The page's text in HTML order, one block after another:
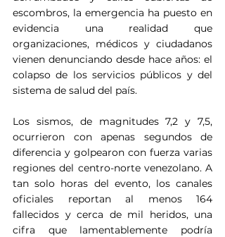
escombros, la emergencia ha puesto en
evidencia una realidad que
organizaciones, médicos y ciudadanos
vienen denunciando desde hace años: el
colapso de los servicios públicos y del
sistema de salud del país.
Los sismos, de magnitudes 7,2 y 7,5,
ocurrieron con apenas segundos de
diferencia y golpearon con fuerza varias
regiones del centro-norte venezolano. A
tan solo horas del evento, los canales
oficiales reportan al menos 164
fallecidos y cerca de mil heridos, una
cifra que lamentablemente podría